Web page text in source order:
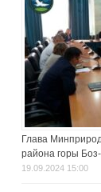
Глава
района горы
19.09.2024 15:00